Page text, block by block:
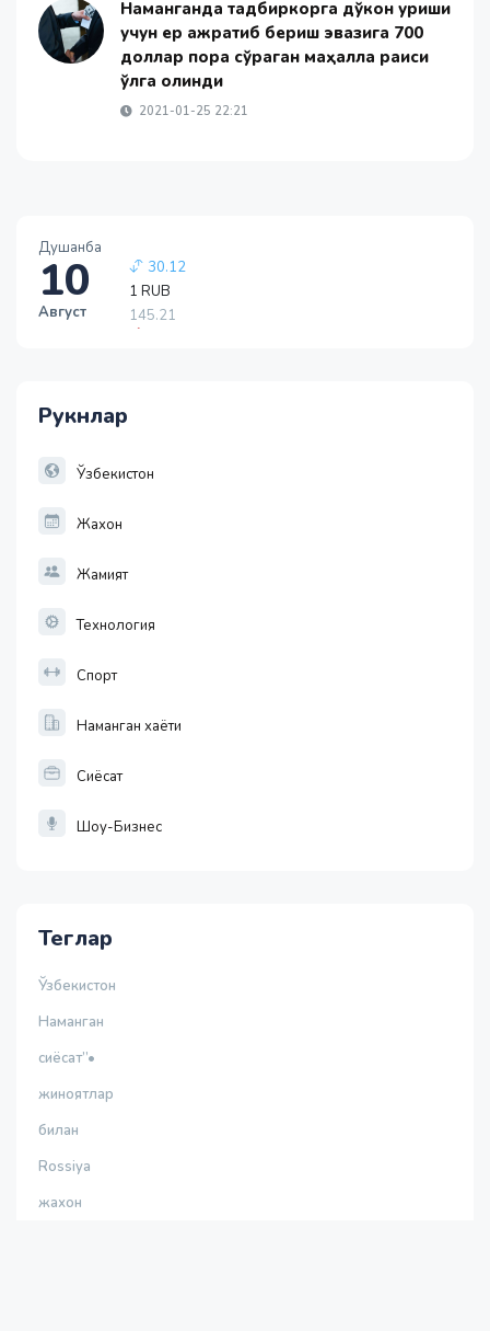
Душанба
10
Август
1 RUB
145.21
-0.98
Рукнлар
Ўзбекистон
Жахон
Жамият
Технология
Спорт
Наманган хаёти
Сиёсат
Шоу-Бизнес
Теглар
Ўзбекистон
Наманган
сиёсат”•
жиноятлар
билан
Rossiya
жахон
Наманганда тадбиркорга дўкон қуриши
учун ер ажратиб бериш эвазига 700
доллар пора сўраган маҳалла раиси
қўлга олинди
2021-01-25 22:21